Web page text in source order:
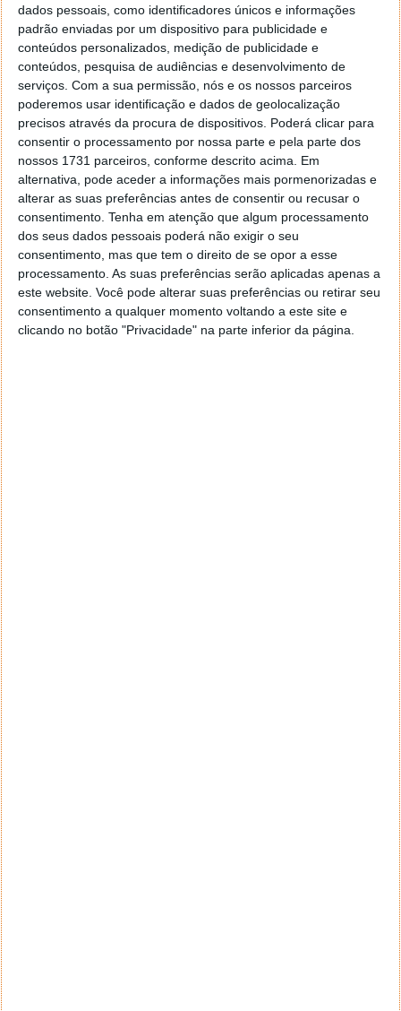
dados pessoais, como identificadores únicos e informações
padrão enviadas por um dispositivo para publicidade e
conteúdos personalizados, medição de publicidade e
conteúdos, pesquisa de audiências e desenvolvimento de
serviços. Com a sua permissão, nós e os nossos parceiros
poderemos usar identificação e dados de geolocalização
precisos através da procura de dispositivos. Poderá clicar para
consentir o processamento por nossa parte e pela parte dos
nossos 1731 parceiros, conforme descrito acima. Em
alternativa, pode aceder a informações mais pormenorizadas e
alterar as suas preferências antes de consentir ou recusar o
consentimento. Tenha em atenção que algum processamento
dos seus dados pessoais poderá não exigir o seu
consentimento, mas que tem o direito de se opor a esse
processamento. As suas preferências serão aplicadas apenas a
este website. Você pode alterar suas preferências ou retirar seu
consentimento a qualquer momento voltando a este site e
clicando no botão "Privacidade" na parte inferior da página.